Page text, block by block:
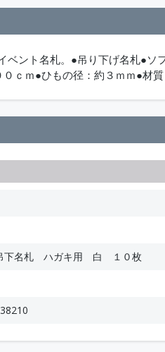
ベント名札。●吊り下げ名札●ソ
ｃｍ●ひもの径：約３ｍｍ●材
下名札 ハガキ用 白 １０枚